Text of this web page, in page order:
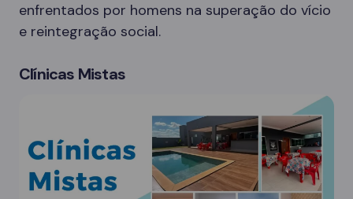
enfrentados por homens na superação do vício
e reintegração social.
Clínicas Mistas